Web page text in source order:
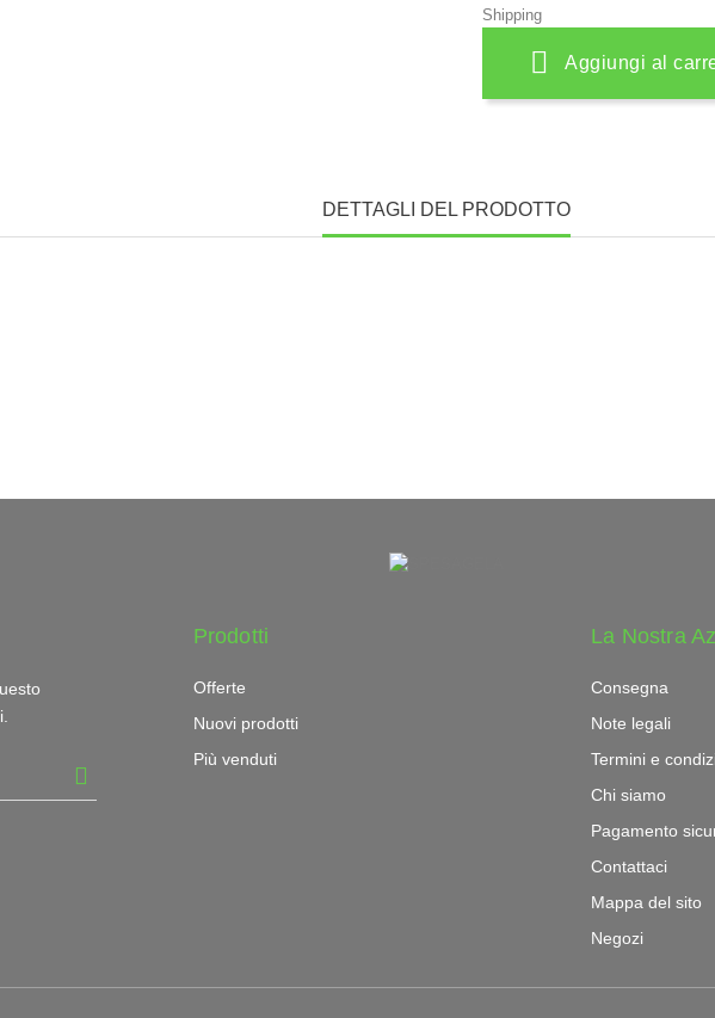
Shipping
Aggiungi al
DETTAGLI DEL PRODOTTO
Prodotti
Offerte
Nuovi prodotti
Più venduti
La Nostra
Consegna
Note legali
Termini e
Chi siamo
Pagamento
Contattaci
Mappa del sito
Negozi